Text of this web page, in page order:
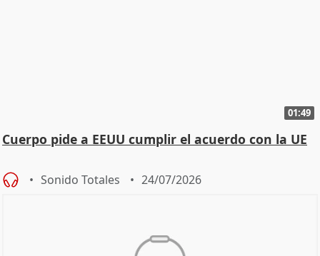
01:49
Cuerpo pide a EEUU cumplir el acuerdo con la UE
Sonido Totales 24/07/2026